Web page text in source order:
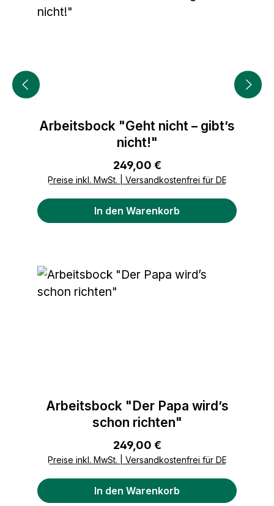
Arbeitsbock "Geht nicht – gibt’s
nicht!"
Regulärer Preis:
249,00 €
Preise inkl. MwSt. | Versandkostenfrei für DE
In den Warenkorb
Arbeitsbock "Der Papa wird’s
schon richten"
Regulärer Preis:
249,00 €
Preise inkl. MwSt. | Versandkostenfrei für DE
In den Warenkorb